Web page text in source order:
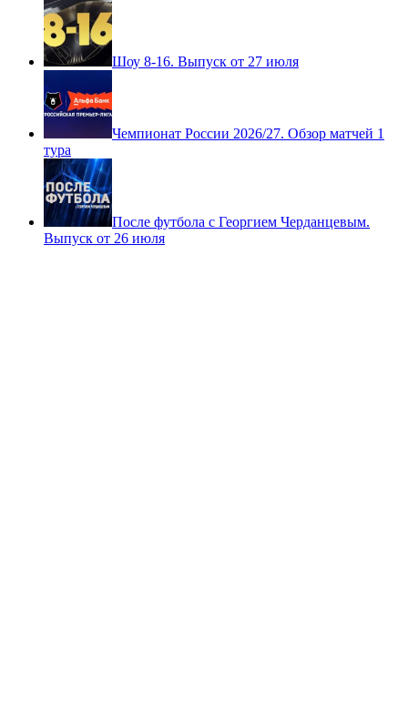
Шоу 8-16. Выпуск от 27 июля
Чемпионат России 2026/27. Обзор матчей 1
тура
После футбола с Георгием Черданцевым.
Выпуск от 26 июля